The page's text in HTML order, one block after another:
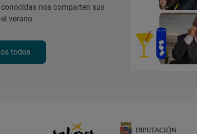
nos comparten sus
verano.
todos